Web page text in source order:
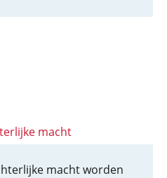
macht
macht worden